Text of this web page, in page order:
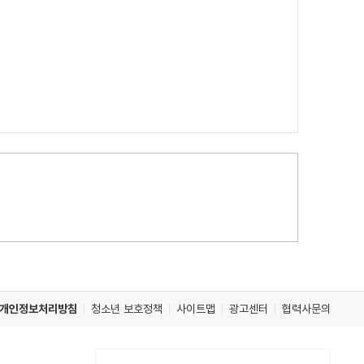
개인정보처리방침 청소년 보호정책 사이트맵 광고센터 협력사문의